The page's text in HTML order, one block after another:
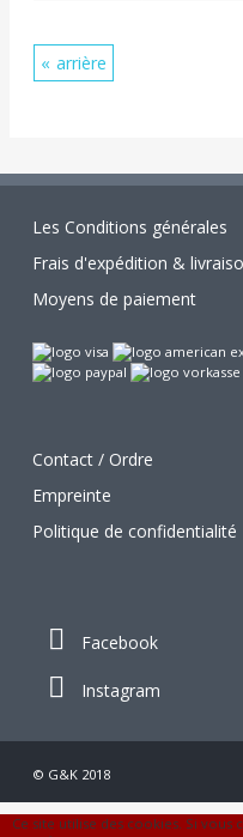
arrière
Les Conditions générales
Frais d'expédition &
Moyens de paiement
Contact / Ordre
Empreinte
Politique de confidentialité
Facebook
Instagram
© G&K 2018
Ce site utilise des cookies. Si vous